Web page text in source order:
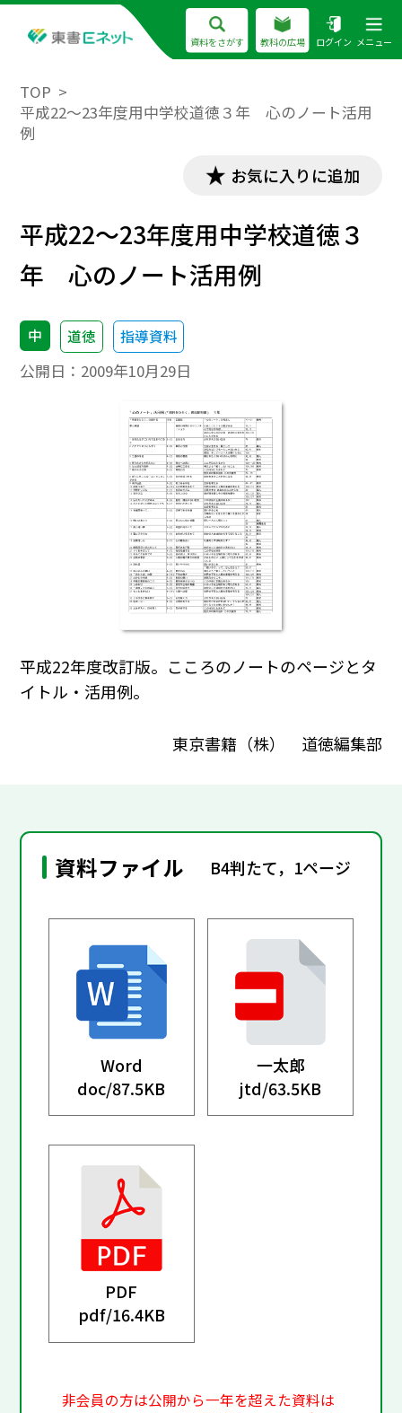
資料をさがす 教科の広場 ログイン メニュー
TOP
平成22～23年度用中学校道徳３年 心のノート活用
例
お気に入りに追加
平成22～23年度用中学校道徳３
年 心のノート活用例
中 道徳 指導資料
公開日： 2009年10月29日
平成22年度改訂版。こころのノートのページとタ
イトル・活用例。
東京書籍（株） 道徳編集部
資料ファイル B4判たて，1ページ
Word
doc/87.5KB
一太郎
jtd/63.5KB
PDF
pdf/16.4KB
非会員の方は公開から一年を超えた資料は